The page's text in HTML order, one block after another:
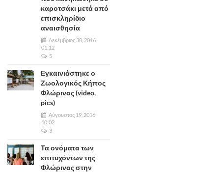
καροτσάκι μετά από
επισκληρίδιο
αναισθησία
Δεκέμβριος 30, 2016
01:12
5
Εγκαινιάστηκε ο
Ζωολογικός Κήπος
Φλώρινας (video,
pics)
Αύγουστος 19, 2016
10:02
3
Τα ονόματα των
επιτυχόντων της
Φλώρινας στην